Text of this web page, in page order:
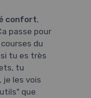
confort,
passe pour
du
tu es très
tu
je les vois
que